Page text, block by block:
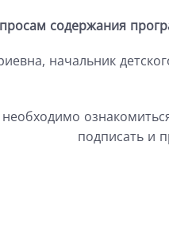
содержания
, начальник
подписать и